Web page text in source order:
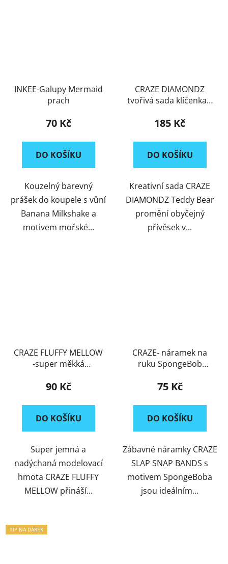
INKEE-Galupy Mermaid
prach
70 Kč
DO KOŠÍKU
Kouzelný barevný
prášek do koupele s vůní
Banana Milkshake a
motivem mořské...
CRAZE DIAMONDZ
tvořivá sada klíčenka s
185 Kč
DO KOŠÍKU
Kreativní sada CRAZE
DIAMONDZ Teddy Bear
promění obyčejný
přívěsek v...
CRAZE FLUFFY MELLOW
-super měkká
90 Kč
DO KOŠÍKU
Super jemná a
nadýchaná modelovací
hmota CRAZE FLUFFY
MELLOW přináší...
CRAZE- náramek na
ruku SpongeBob
75 Kč
DO KOŠÍKU
Zábavné náramky CRAZE
SLAP SNAP BANDS s
motivem SpongeBoba
jsou ideálním...
TIP NA DÁREK